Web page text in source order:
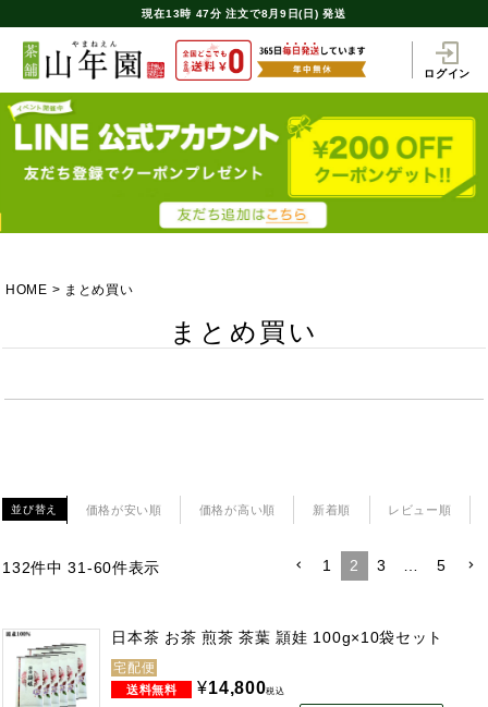
現在13時 47分 注文で8月9日(日) 発送
ログイン
HOME まとめ買い
まとめ買い
並び替え 価格が安い順 価格が高い順 新着順 レビュー順
132件中 31-60件表示 1 2 3 5
日本茶 お茶 煎茶 茶葉 頴娃 100g×10袋セット
宅配便
¥14,800税込